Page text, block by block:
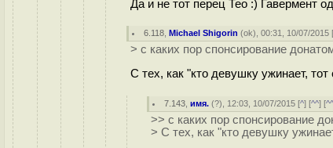
Да и не тот перец Тео :) Гавермент
6.118 ,Michael Shigorin (ok), 00:31, 10/07/2015
> с каких пор спонсирование
С тех, как "кто девушку ужинает,
7.143 ,имя. (?), 12:03, 10/07/2015 [^] [^^] [
>> с каких пор спонсирование
> С тех, как "кто девушку